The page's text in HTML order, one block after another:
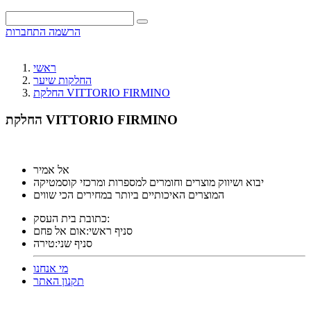
הרשמה התחברות
ראשי
החלקות שיער
החלקת VITTORIO FIRMINO
החלקת VITTORIO FIRMINO
אל אמיר
יבוא ושיווק מוצרים וחומרים למספרות ומרכזי קוסמטיקה
המוצרים האיכותיים ביותר במחירים הכי שווים
כתובת בית העסק:
סניף ראשי:אום אל פחם
סניף שני:טירה
מי אנחנו
תקנון האתר